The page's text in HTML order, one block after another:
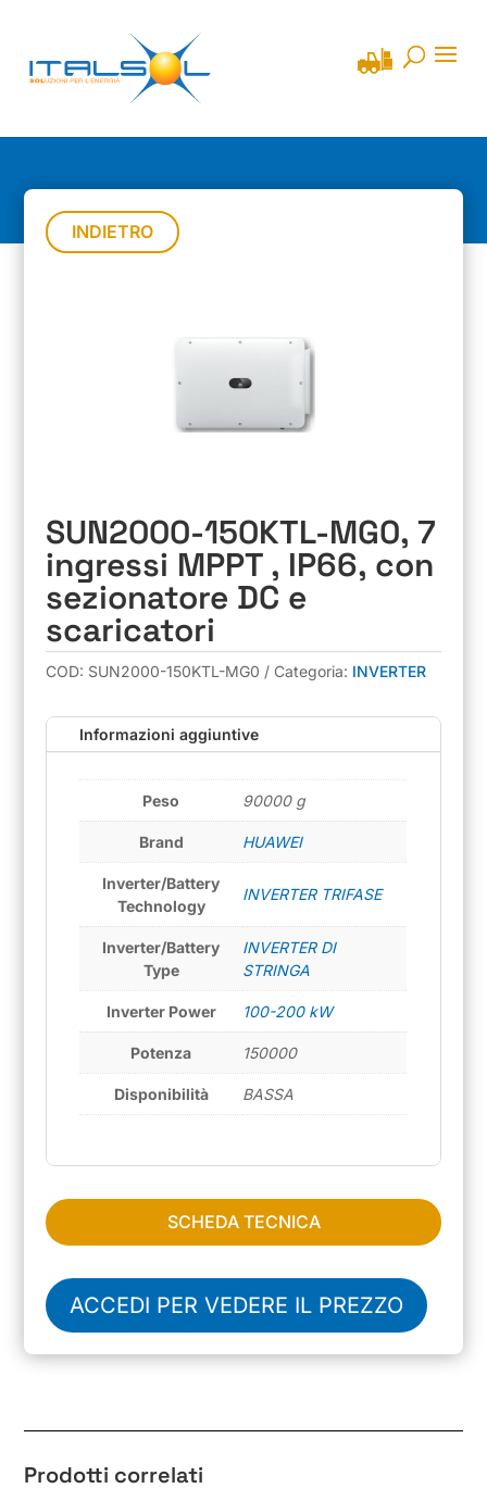
INDIETRO
SUN2000-150KTL-MG0, 7
ingressi MPPT , IP66, con
sezionatore DC e
scaricatori
COD: SUN2000-150KTL-MG0 Categoria: INVERTER
Informazioni aggiuntive
Peso 90000 g
Brand HUAWEI
Inverter/Battery
Technology
INVERTER TRIFASE
Inverter/Battery
Type
INVERTER DI
STRINGA
Inverter Power 100-200 kW
Potenza 150000
Disponibilità BASSA
SCHEDA TECNICA
ACCEDI PER VEDERE IL PREZZO
Prodotti correlati